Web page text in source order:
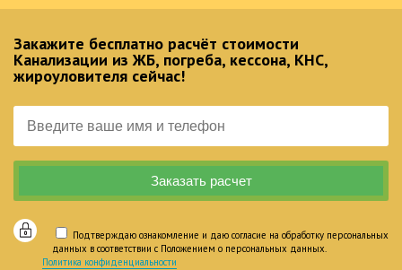
Закажите бесплатно расчёт стоимости
Канализации из ЖБ, погреба, кессона, КНС,
жироуловителя сейчас!
Подтверждаю ознакомление и даю согласие на обработку персональных
данных в соответствии с Положением о персональных данных.
Политика конфиденциальности